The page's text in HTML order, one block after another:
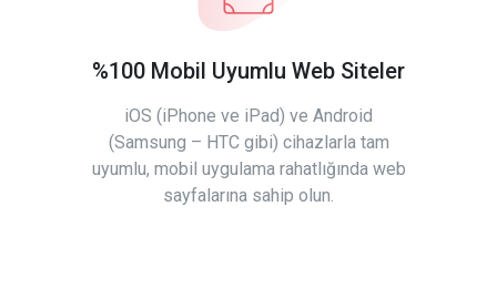
%100 Mobil Uyumlu Web Siteler
iOS (iPhone ve iPad) ve Android
(Samsung – HTC gibi) cihazlarla tam
uyumlu, mobil uygulama rahatlığında web
sayfalarına sahip olun.